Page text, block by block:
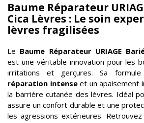
Baume Réparateur
Cica Lèvres : Le soin
lèvres fragilisées
Le Baume Réparateur URIAGE
est une véritable innovation pour les
irritations et gerçures. Sa
réparation intenseet un apaisement
la barrière cutanée des lèvres. Idéal
assure un confort durable et une
les agressions extérieures.